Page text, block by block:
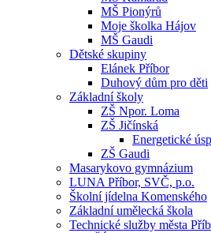
MŠ Pionýrů
Moje školka Hájov
MŠ Gaudi
Dětské skupiny
Elánek Příbor
Duhový dům pro děti
Základní školy
ZŠ Npor. Loma
ZŠ Jičínská
Energetické
ZŠ Gaudi
Masarykovo gymnázium
LUNA Příbor, SVČ, p.o.
Školní jídelna Komenského
Základní umělecká škola
Technické služby města